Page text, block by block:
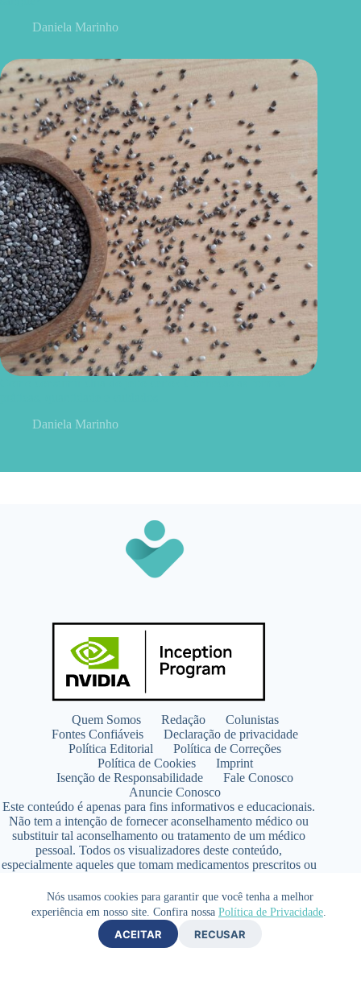
Nós usamos cookies para garantir que você tenha a melhor
experiência em nosso site. Confira nossa Política de Privacidade.
ACEITAR RECUSAR
Daniela Marinho
Daniela Marinho
Quem Somos Redação
Colunistas
Fontes Confiáveis
Declaração de privacidade
Política Editorial
Política de Correções
Política de Cookies
Imprint
Isenção de Responsabilidade
Fale Conosco
Anuncie Conosco
Este conteúdo é apenas para fins informativos e educacionais.
Não tem a intenção de fornecer aconselhamento médico ou
substituir tal aconselhamento ou tratamento de um médico
pessoal. Todos os visualizadores deste conteúdo,
especialmente aqueles que tomam medicamentos prescritos ou
qualquer programa de nutrição, suplementação ou estilo de
vida.
Copyright © 2026 - SaúdeLAB.com pertence ao grupo
VKCF Soluções Digitais Ltda - CNPJ n° 43.726.917/0001-80